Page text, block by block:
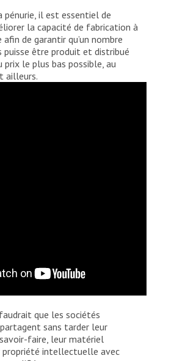
pénurie, il est essentiel de
la capacité de fabrication à
afin de garantir qu’un nombre
puisse être produit et distribué
le plus bas possible, au
ailleurs.
que les sociétés
sans tarder leur
faire, leur matériel
intellectuelle avec